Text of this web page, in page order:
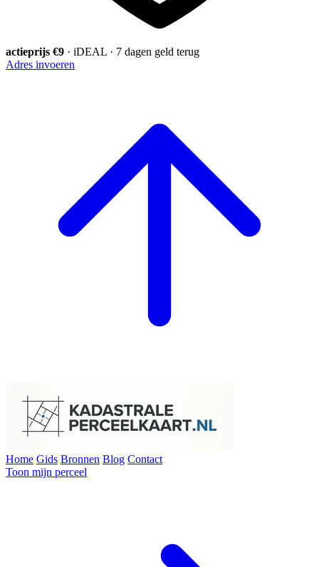
actieprijs €9 · iDEAL · 7 dagen geld terug
Adres invoeren
Home Gids Bronnen Blog Contact
Toon mijn perceel